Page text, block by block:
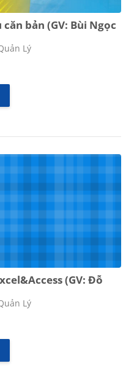
bản (GV: Bùi Ngọc
Lý
(GV: Đỗ
Lý